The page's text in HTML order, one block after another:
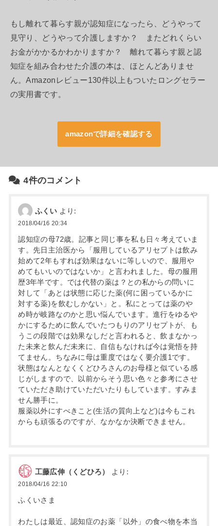
もし離れて暮らす親が認知症になったら、どうやって
見守り、どうやって介護しますか？ またどれくらい
お金がかかるかわかりますか？ 離れて暮らす親と認
知症を組み合わせた介護の本は、ほとんどありませ
ん。Amazonレビュー130件以上もついたロングセラー
の実用書です。
amazonで詳細を確認する
4件のコメント
ふくい より:
2018/04/16 20:34
認知症の母72歳。記事と同じ事を私も日々考えていま
す。先日主治医から「服用しているアリセプトは飲み
始めて2年もすれば効果はないに等しいので、服用や
めてもいいのではないか」と言われました。母の服用
歴3年半です。では代替の薬は？との私からの問いに
対して「あとは状態に応じた薬(何に困っているかに
対する薬)を飲むしかない」と。私にとっては薬のや
め時が岐路なのかと思い悩んでいます。進行をゆるや
かにするために飲んでいたつもりのアリセプトが、も
うこの段階では効果なしだと言われると、飲まなかっ
た未来と飲んだ未来に、自信もなければ今は覚悟を持
てません。ちなみに母は重度ではなく要介護1です。
状態はなんとなくくどひろさんのお母様と似ている感
じがしますので、以前からそう思い色々と参考にさせ
ていただき助けていただいたりもしています。すみま
せん勝手に。
服薬以外にすべきこと(生活の質向上など)は今もこれ
からも頑張るのですが、なかなか決断できません。
工藤広伸（くどひろ） より:
2018/04/16 22:10
ふくいさま
わたしは最近、認知症のお薬「以外」の食べ物を本当